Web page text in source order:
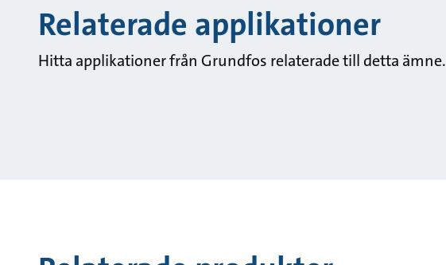
Relaterade applikationer
Hitta applikationer från Grundfos relaterade till detta ämne.